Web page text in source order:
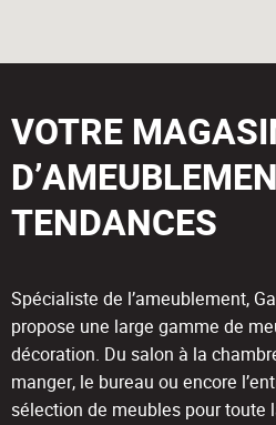
VOTRE
TENDANCES
Spécialiste de l’ameublement,
propose une large gamme de
décoration. Du salon à la
manger, le bureau ou encore
sélection de meubles pour toute